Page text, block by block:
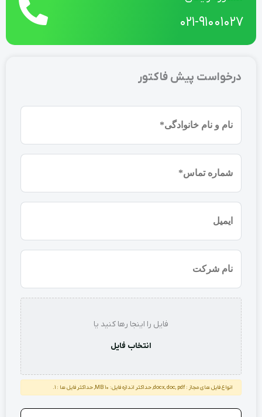
021-91001027
درخواست پیش فاکتور
نام
(ضروری)
موبایل
(ضروری)
شرکت
استعلام
فایل را اینجا رها کنید یا
انتخاب فایل
انواع فایل های مجاز : docx, doc, pdf, حداکثر اندازه فایل: 10 MB, حداکثر فایل ها : 1.